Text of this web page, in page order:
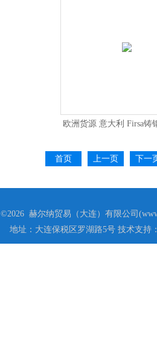
欧洲货源 意大利 Firsa铸
首页 上一页 下一
©2026 赫尔纳贸易（大连）有限公司
地址：大连保税区罗湖路5号 技术支持